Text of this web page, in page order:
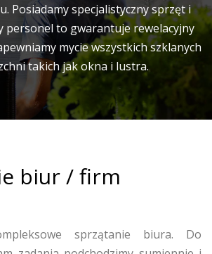
Posiadamy specjalistyczny sprzęt i
personel to gwarantuje rewelacyjny
mycie wszystkich szklanych
takich jak okna i lustra.
biur / firm
sprzątanie biura. Do